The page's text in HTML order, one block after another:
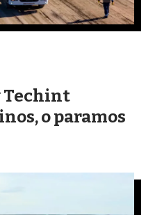
Techint
o paramos